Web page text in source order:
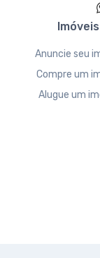
Imóveis
Anuncie seu
Compre um
Alugue um